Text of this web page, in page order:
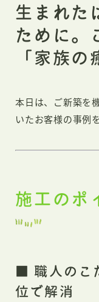
生まれた
ために。
「家族
本日は、ご新築を
いたお客様の事例
施工のポ
■ 職人のこ
位で解消